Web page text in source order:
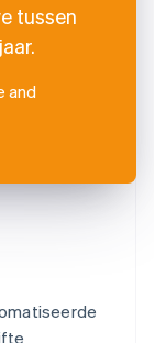
tussen
and